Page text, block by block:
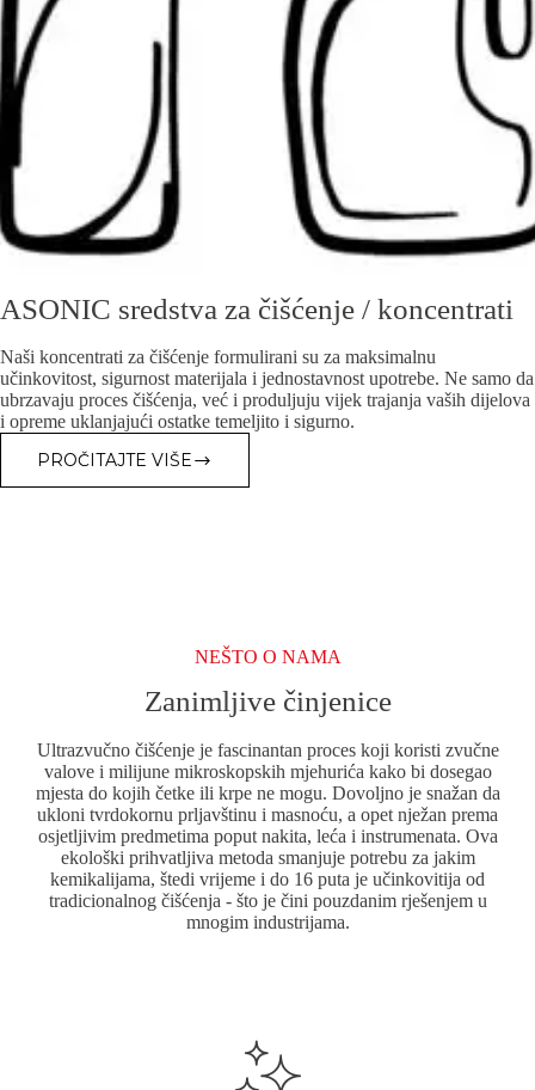
ASONIC sredstva za čišćenje / koncentrati
Naši koncentrati za čišćenje formulirani su za maksimalnu
učinkovitost, sigurnost materijala i jednostavnost upotrebe. Ne samo da
ubrzavaju proces čišćenja, već i produljuju vijek trajanja vaših dijelova
i opreme uklanjajući ostatke temeljito i sigurno.
PROČITAJTE VIŠE
ASONIC
SREDSTVA
NEŠTO O NAMA
Zanimljive činjenice
Ultrazvučno čišćenje je fascinantan proces koji koristi zvučne
valove i milijune mikroskopskih mjehurića kako bi dosegao
mjesta do kojih četke ili krpe ne mogu. Dovoljno je snažan da
ukloni tvrdokornu prljavštinu i masnoću, a opet nježan prema
osjetljivim predmetima poput nakita, leća i instrumenata. Ova
ekološki prihvatljiva metoda smanjuje potrebu za jakim
kemikalijama, štedi vrijeme i do 16 puta je učinkovitija od
tradicionalnog čišćenja - što je čini pouzdanim rješenjem u
mnogim industrijama.